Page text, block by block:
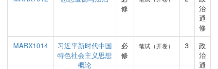
修
治
通
修
MARX1014
习近平新时代中国
特色社会主义思想
概论
必
修
笔试（开卷） 3
政
治
通